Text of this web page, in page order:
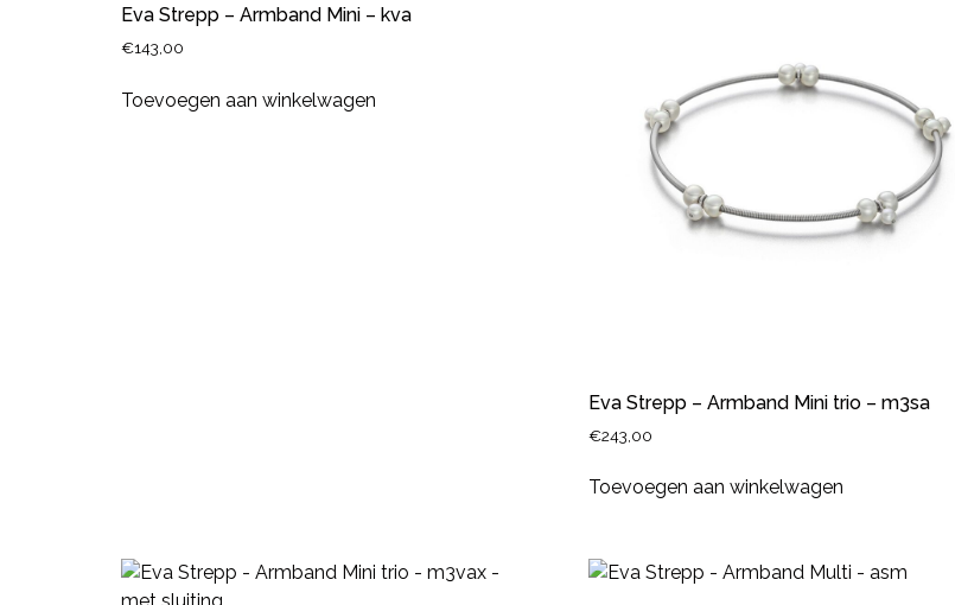
Eva Strepp – Armband Mini – kva
€143,00
Toevoegen aan winkelwagen
Eva Strepp – Armband Mini trio – m3sa
€243,00
Toevoegen aan winkelwagen